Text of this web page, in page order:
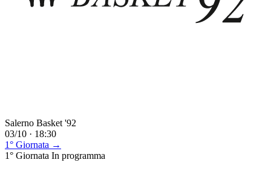
Salerno Basket '92
03/10 · 18:30
1° Giornata →
1° Giornata In programma